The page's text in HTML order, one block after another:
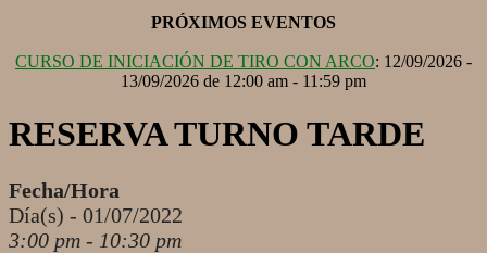
PRÓXIMOS EVENTOS
CURSO DE INICIACIÓN DE TIRO CON ARCO: 12/09/2026 -
13/09/2026 de 12:00 am - 11:59 pm
RESERVA TURNO TARDE
Fecha/Hora
Día(s) - 01/07/2022
3:00 pm - 10:30 pm